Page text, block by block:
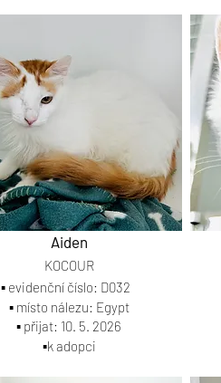
Aiden
▪️ evidenční číslo: D032
▪️ místo nálezu: Egypt
▪️ přijat: 10. 5. 2026
▪️k adopci
KOCOUR